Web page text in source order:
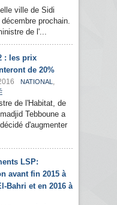
ville de Sidi
prochain.
de l'...
: les prix
de 20%
NATIONAL ,
de l'Habitat, de
Tebboune a
d'augmenter
LSP:
avant fin 2015 à
Bahri et en 2016 à